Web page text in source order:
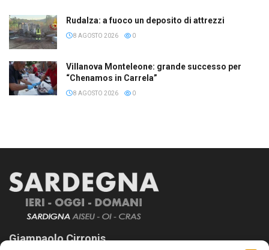
Rudalza: a fuoco un deposito di attrezzi
8 AGOSTO 2026 0
Villanova Monteleone: grande successo per
“Chenamos in Carrela”
8 AGOSTO 2026 0
Giampaolo Cirronis